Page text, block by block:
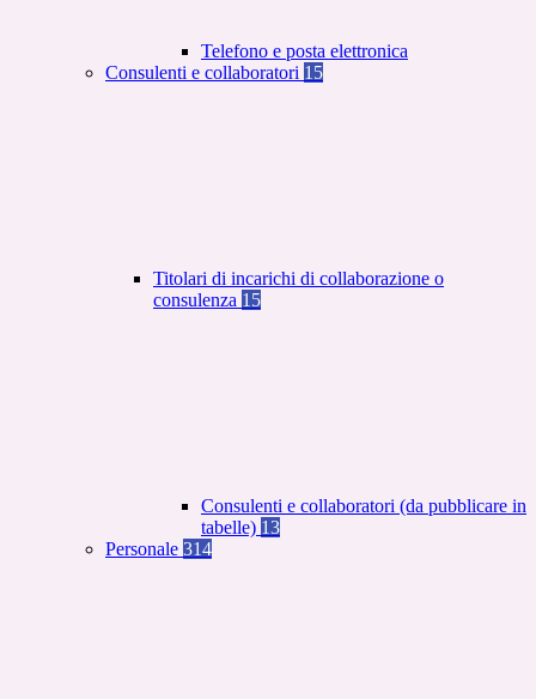
Telefono e posta elettronica
Consulenti e collaboratori 15
Titolari di incarichi di collaborazione o
consulenza 15
Consulenti e collaboratori (da pubblicare in
tabelle) 13
Personale 314